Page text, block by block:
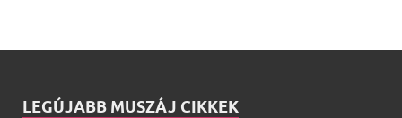
LEGÚJABB MUSZÁJ CIKKEK